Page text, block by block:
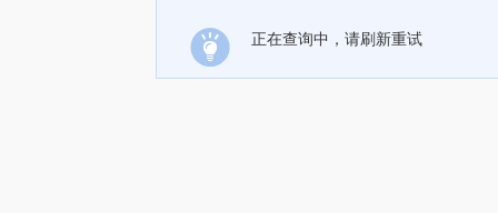
正在查询中，请刷新重试